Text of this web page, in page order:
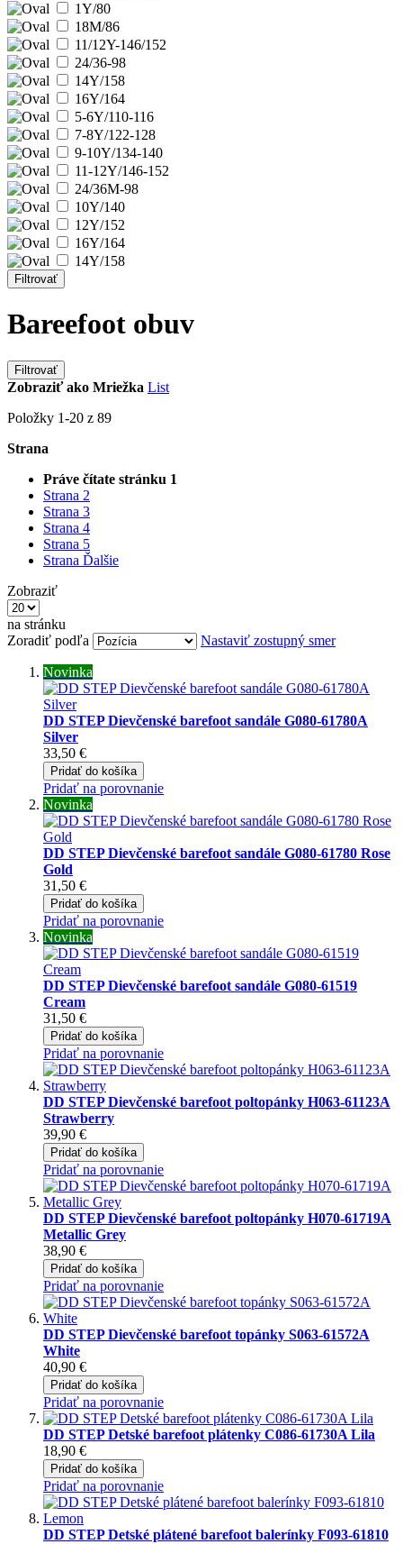
1Y/80
18M/86
11/12Y-146/152
24/36-98
14Y/158
16Y/164
5-6Y/110-116
7-8Y/122-128
9-10Y/134-140
11-12Y/146-152
24/36M-98
10Y/140
12Y/152
16Y/164
14Y/158
Filtrovať
Bareefoot obuv
Filtrovať
Zobraziť ako Mriežka List
Položky 1-20 z 89
Strana
Práve čítate stránku 1
Strana 2
Strana 3
Strana 4
Strana 5
Strana Ďalšie
Zobraziť
na stránku
Zoradiť podľa
Nastaviť zostupný smer
Novinka
DD STEP Dievčenské barefoot sandále G080-61780A
Silver
33,50 €
Pridať do košíka
Pridať na porovnanie
Novinka
DD STEP Dievčenské barefoot sandále G080-61780 Rose
Gold
31,50 €
Pridať do košíka
Pridať na porovnanie
Novinka
DD STEP Dievčenské barefoot sandále G080-61519
Cream
31,50 €
Pridať do košíka
Pridať na porovnanie
DD STEP Dievčenské barefoot poltopánky H063-61123A
Strawberry
39,90 €
Pridať do košíka
Pridať na porovnanie
DD STEP Dievčenské barefoot poltopánky H070-61719A
Metallic Grey
38,90 €
Pridať do košíka
Pridať na porovnanie
DD STEP Dievčenské barefoot topánky S063-61572A
White
40,90 €
Pridať do košíka
Pridať na porovnanie
DD STEP Detské barefoot plátenky C086-61730A Lila
18,90 €
Pridať do košíka
Pridať na porovnanie
DD STEP Detské plátené barefoot balerínky F093-61810